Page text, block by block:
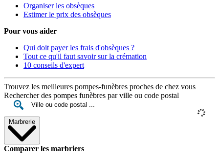
Organiser les obsèques
Estimer le prix des obsèques
Pour vous aider
Qui doit payer les frais d'obsèques ?
Tout ce qu'il faut savoir sur la crémation
10 conseils d'expert
Trouvez les meilleures pompes-funèbres proches de chez vous
Rechercher des pompes funèbres par ville ou code postal
Marbrerie
Comparer les marbriers